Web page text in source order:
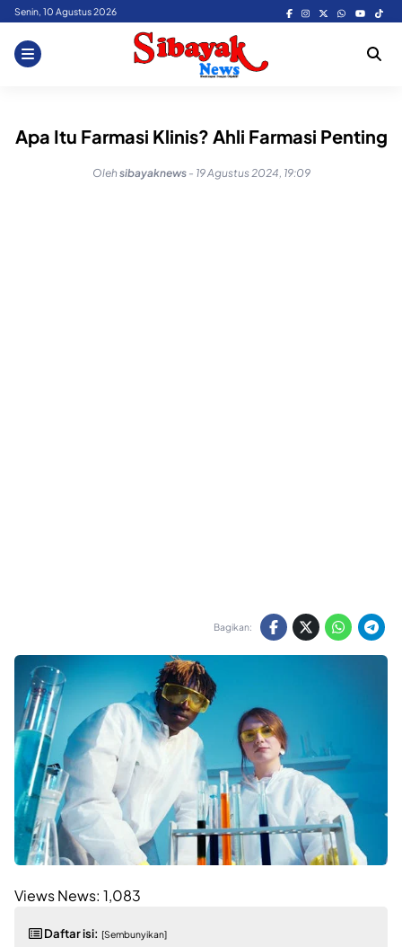
Skip
content
Senin, 10 Agustus 2026
Apa Itu Farmasi Klinis? Ahli Farmasi Penting
Olehsibayaknews - 19 Agustus 2024, 19:09
Bagikan:
Views News: 1,083
Daftar isi: [Sembunyikan]